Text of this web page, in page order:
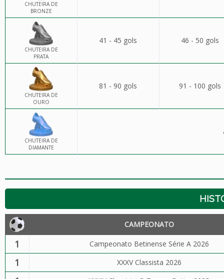
CHUTEIRA DE
BRONZE
CHUTEIRA DE
PRATA
41 - 45 gols 46 - 50 gols
CHUTEIRA DE
OURO
81 - 90 gols 91 - 100 gols
CHUTEIRA DE
DIAMANTE
CAMPEONATO
1 Campeonato Betinense Série A 2026
1 XXXV Classista 2026